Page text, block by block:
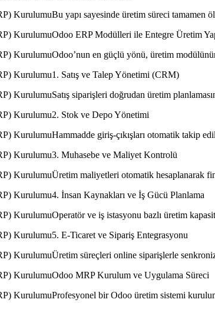
KurulumuBu yapı sayesinde üretim süreci tamamen
KurulumuOdoo ERP Modülleri ile Entegre Üretim
KurulumuOdoo’nun en güçlü yönü, üretim modülünün
Kurulumu1. Satış ve Talep Yönetimi (CRM)
KurulumuSatış siparişleri doğrudan üretim
Kurulumu2. Stok ve Depo Yönetimi
KurulumuHammadde giriş-çıkışları otomatik takip
Kurulumu3. Muhasebe ve Maliyet Kontrolü
KurulumuÜretim maliyetleri otomatik hesaplanarak
Kurulumu4. İnsan Kaynakları ve İş Gücü Planlama
KurulumuOperatör ve iş istasyonu bazlı üretim
Kurulumu5. E-Ticaret ve Sipariş Entegrasyonu
KurulumuÜretim süreçleri online siparişlerle
KurulumuOdoo MRP Kurulum ve Uygulama Süreci
KurulumuProfesyonel bir Odoo üretim sistemi